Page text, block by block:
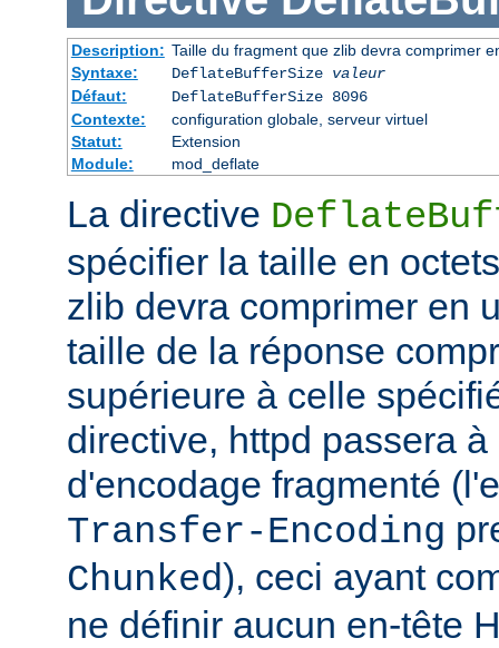
Description: Taille du fragment que zlib devra comprimer
Syntaxe:
DeflateBufferSize valeur
Défaut:
DeflateBufferSize 8096
Contexte:
configuration globale, serveur virtuel
Statut:
Extension
Module:
mod_deflate
La directive
spécifier la taille en
zlib devra comprimer en
taille de la réponse
supérieure à celle
directive, httpd passera
d'encodage fragmenté
Transfer-Encoding
Chunked), ceci ayant
ne définir aucun en-tête